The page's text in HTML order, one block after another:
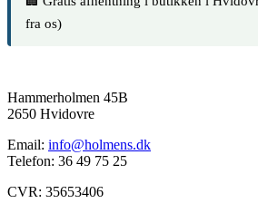
fra os)
Hammerholmen 45B
2650 Hvidovre
Email: info@holmens.dk
Telefon: 36 49 75 25
CVR: 35653406